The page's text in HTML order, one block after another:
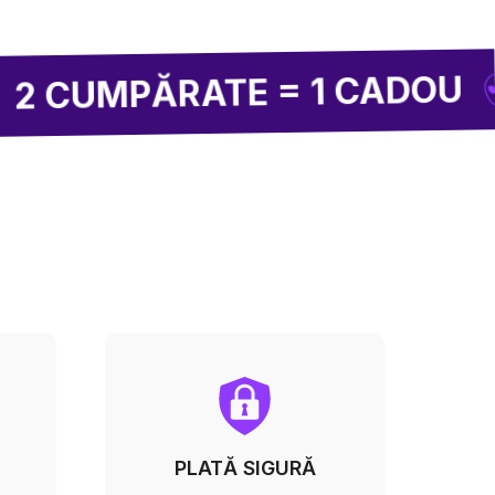
= 1 CADOU
PLATĂ SIGURĂ